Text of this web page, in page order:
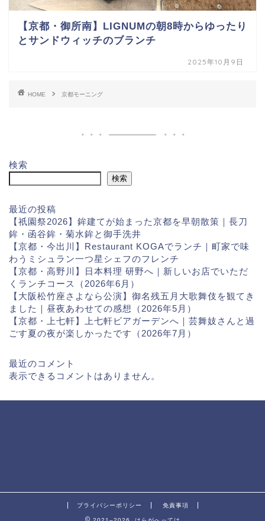
【京都・御所南】LIGNUMの朝8時からゆったり
とサンドウィッチのブランチ
2025年10月9日
HOME 京都モーニング
検索
検索
最近の投稿
【祇園祭2026】鉾建てが始まった京都を早朝散策｜長刀
鉾・函谷鉾・菊水鉾と御手洗井
【京都・今出川】Restaurant KOGAでランチ｜町家で味
わうミシュラン一つ星シェフのフレンチ
【京都・高野川】日本料理 研野へ｜新しいお店でいただ
くランチコース（2026年6月）
【大阪松竹座さよなら公演】御名残五月大歌舞伎を観てき
ました｜昼夜あわせての感想（2026年5月）
【京都・上七軒】上七軒ビアガーデンへ｜芸舞妓さんと過
ごす夏の夜が楽しかったです（2026年7月）
最近のコメント
表示できるコメントはありません。
プライバシーポリシー 免責事項